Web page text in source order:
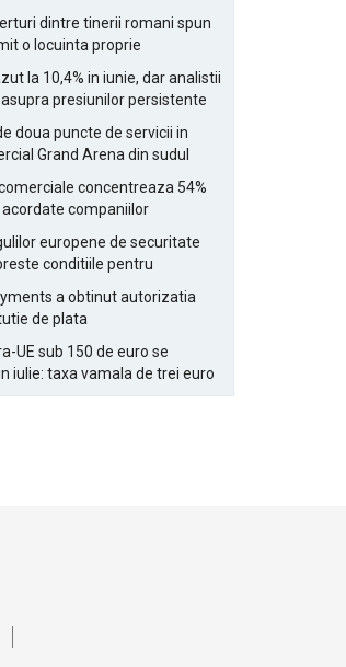
dintre tinerii romani spun
o locuinta proprie
la 10,4% in iunie, dar analistii
presiunilor persistente
doua puncte de servicii in
Grand Arena din sudul
concentreaza 54%
companiilor
europene de securitate
conditiile pentru
a obtinut autorizatia
de plata
UE sub 150 de euro se
iulie: taxa vamala de trei euro
la taxa logistica